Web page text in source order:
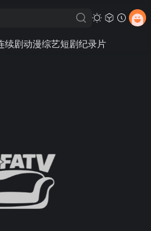
续剧动漫综艺短剧纪录片